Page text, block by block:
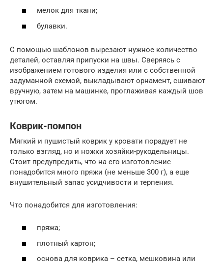
мелок для ткани;
булавки.
С помощью шаблонов вырезают нужное количество
деталей, оставляя припуски на швы. Сверяясь с
изображением готового изделия или с собственной
задуманной схемой, выкладывают орнамент, сшивают
вручную, затем на машинке, проглаживая каждый шов
утюгом.
Коврик-помпон
Мягкий и пушистый коврик у кровати порадует не
только взгляд, но и ножки хозяйки-рукодельницы.
Стоит предупредить, что на его изготовление
понадобится много пряжи (не меньше 300 г), а еще
внушительный запас усидчивости и терпения.
Что понадобится для изготовления:
пряжа;
плотный картон;
основа для коврика – сетка, мешковина или